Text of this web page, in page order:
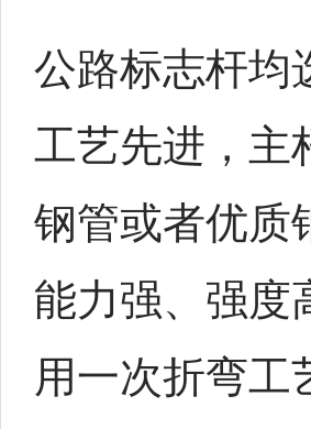
公路标志杆均
工艺先进，主
钢管或者优质
能力强、强度
用一次折弯工